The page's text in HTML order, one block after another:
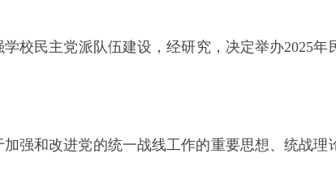
校民主党派队伍建设，经研究，决定举办2025年
和改进党的统一战线工作的重要思想、统战理